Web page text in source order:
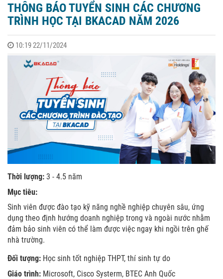
THÔNG BÁO TUYỂN SINH CÁC CHƯƠNG
TRÌNH HỌC TẠI BKACAD NĂM 2026
10:19 22/11/2024
Thời lượng: 3 - 4.5 năm
Mục tiêu:
Sinh viên được đào tạo kỹ năng nghề nghiệp chuyên sâu, ứng
dụng theo định hướng doanh nghiệp trong và ngoài nước nhằm
đảm bảo sinh viên có thể làm được việc ngay khi ngồi trên ghế
nhà trường.
Đối tượng: Học sinh tốt nghiệp THPT, thí sinh tự do
Giáo trình: Microsoft, Cisco Systerm, BTEC Anh Quốc